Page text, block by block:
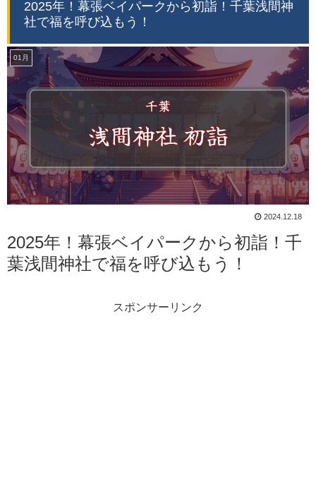
2025年！幕張ベイパークから初詣！千葉浅間神
社で福を呼び込もう！
01月
2024.12.18
2025年！幕張ベイパークから初詣！千
葉浅間神社で福を呼び込もう！
スポンサーリンク